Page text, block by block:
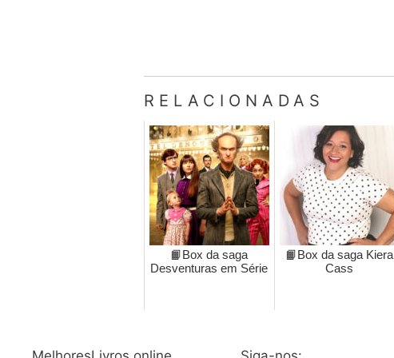
RELACIONADAS
📙Box da saga
Desventuras em Série
📙Box da saga Kiera
Cass